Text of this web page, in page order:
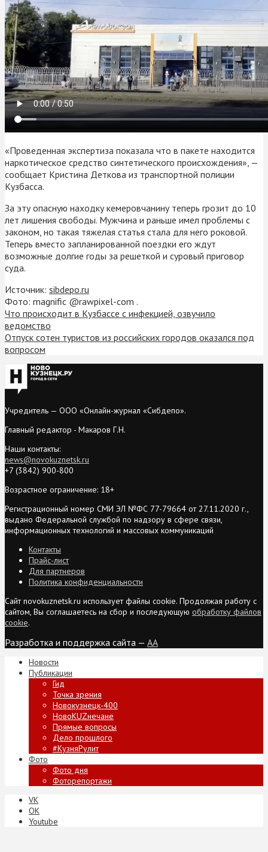
«Проведенная экспертиза показала что в пакете находится
наркотическое средство синтетического происхождения», —
сообщает Кристина Деткова из транспортной полиции
Кузбасса.
За эту опасную находку кемеровчанину теперь грозит до 10
лет лишения свободы. Мужчина и раньше имел проблемы с
законом, но такая тяжелая статья стала для него роковой.
Теперь вместо запланированной поездки его ждут
возможные долгие годы за решеткой и суровый приговор
суда.
Источник: sibdepo.ru
Фото: magnific @rawpixel-com .
Что происходит в Кузбассе с инфекцией, озвучило
ведомство
Отпуск сотен туристов из российских городов оказался под
вопросом
Учредитель — ООО «Онлайн-журнал «Сибдепо».
Главный редактор - Макаров Г.Н.
Наши контакты:
news@novokuznetsk.ru
+7 (3842) 900-800
Возрастное ограничение: 18+
Регистрационный номер СМИ ЭЛ №ФС 77-79664 от 27.11.2020 г.,
выдано Федеральной службой по надзору в сфере связи,
информационных технологий и массовых коммуникаций
Контакты
Прайс-лист
Для партнеров
Политика конфиденциальности
Сайт novokuznetsk.ru использует файлы cookie. Продолжая работу с
сайтом, Вы соглашаетесь на сбор и последующую обработку файлов
cookie.
Разработка и поддержка сайта — AA
Новости
Публикации
Гид
Точка зрения
Новокузнецк-400
НовоKUZнечане
Прямые вопросы
Дело прошлого
#КузняРулит
Фото
Фото дня
Фоторепортажи
VK
ОК
Youtube